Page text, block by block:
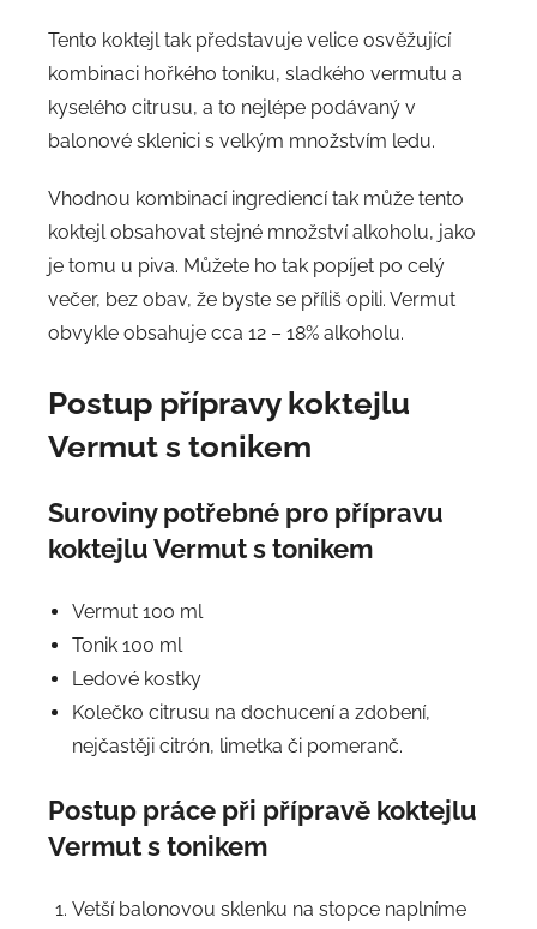
Tento koktejl tak představuje velice osvěžující
kombinaci hořkého toniku, sladkého vermutu a
kyselého citrusu, a to nejlépe podávaný v
balonové sklenici s velkým množstvím ledu.
Vhodnou kombinací ingrediencí tak může tento
koktejl obsahovat stejné množství alkoholu, jako
je tomu u piva. Můžete ho tak popíjet po celý
večer, bez obav, že byste se příliš opili. Vermut
obvykle obsahuje cca 12 – 18% alkoholu.
Postup přípravy koktejlu
Vermut s tonikem
Suroviny potřebné pro přípravu
koktejlu Vermut s tonikem
Vermut 100 ml
Tonik 100 ml
Ledové kostky
Kolečko citrusu na dochucení a zdobení,
nejčastěji citrón, limetka či pomeranč.
Postup práce při přípravě koktejlu
Vermut s tonikem
Vetší balonovou sklenku na stopce naplníme